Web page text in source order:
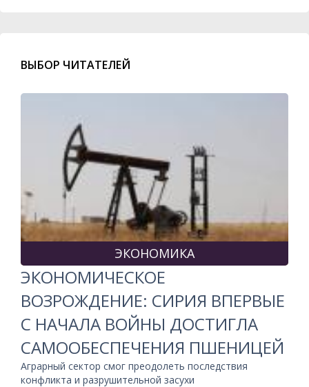
ВЫБОР ЧИТАТЕЛЕЙ
ЭКОНОМИКА
ЭКОНОМИЧЕСКОЕ
ВОЗРОЖДЕНИЕ: СИРИЯ ВПЕРВЫЕ
С НАЧАЛА ВОЙНЫ ДОСТИГЛА
САМООБЕСПЕЧЕНИЯ ПШЕНИЦЕЙ
Аграрный сектор смог преодолеть последствия
конфликта и разрушительной засухи